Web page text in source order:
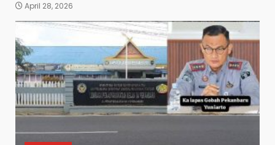
April 28, 2026